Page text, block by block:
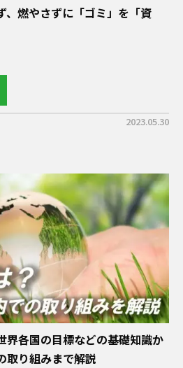
、燃やさずに「ゴミ」を「資
2023.05.30
界各国の目標などの基礎知識か
取り組みまで解説